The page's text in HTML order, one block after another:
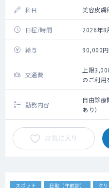
科目 美容皮膚
日程/時間 2026年8
給与 90,000円
交通費
上限
のご利用
クシー利
勤務内容
自由診療
あり）
お気に入り
スポット 日勤（午前診） ク